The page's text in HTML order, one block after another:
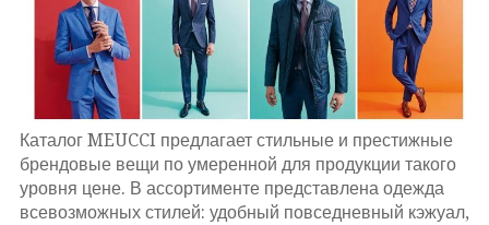
Каталог MEUCCI предлагает стильные и престижные
брендовые вещи по умеренной для продукции такого
уровня цене. В ассортименте представлена одежда
всевозможных стилей: удобный повседневный кэжуал,